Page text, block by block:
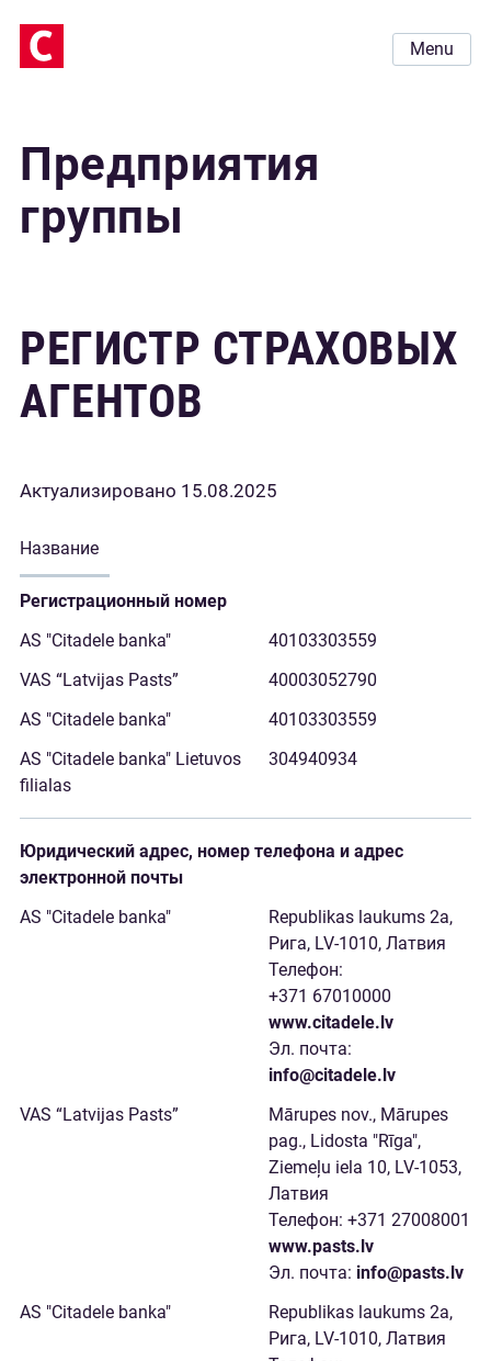
Menu
Предприятия
группы
РЕГИСТР СТРАХОВЫХ
АГЕНТОВ
Актуализировано 15.08.2025
Название
Регистрационный номер
40103303559
40003052790
40103303559
304940934
Юридический адрес, номер телефона и адрес
электронной почты
Republikas laukums 2a,
Рига, LV-1010, Латвия
Телефон:
+371 67010000
www.citadele.lv
Эл. почта:
info@citadele.lv
Mārupes nov., Mārupes
pag., Lidosta "Rīga",
Ziemeļu iela 10, LV-1053,
Латвия
Телефон: +371 27008001
www.pasts.lv
Эл. почта: info@pasts.lv
Republikas laukums 2a,
Рига, LV-1010, Латвия